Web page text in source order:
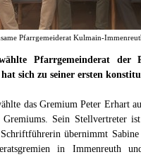
Pfarrgemeiderat Kulmain-
Pfarrgemeinderat der
sich zu seiner ersten
das Gremium Peter Erhart
Gremiums. Sein Stellvertreter
übernimmt
in Immenreuth